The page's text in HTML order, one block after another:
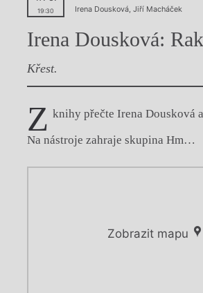
19:30 Irena Dousková, Jiří Macháček
Irena Dousková:
Křest.
Z knihy přečte Irena Dousková
Na nástroje zahraje skupina Hm…
Zobrazit mapu